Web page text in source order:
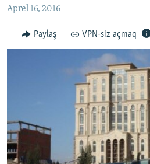
qayıt
#ƏSLINDƏ
FƏRQƏ BAX
FOTOQALEREYA
İNFOQRAFIKA
AZƏRBAYCAN ƏDƏBIYYATI KITABXANASI
HAQQIMIZDA
MISSIYAMIZ
Aprel 16, 2016
Paylaş VPN-siz açmaq